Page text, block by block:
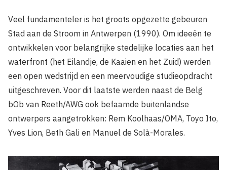
Veel fundamenteler is het groots opgezette gebeuren
Stad aan de Stroom in Antwerpen (1990). Om ideeën te
ontwikkelen voor belangrijke stedelijke locaties aan het
waterfront (het Eilandje, de Kaaien en het Zuid) werden
een open wedstrijd en een meervoudige studieopdracht
uitgeschreven. Voor dit laatste werden naast de Belg
bOb van Reeth/AWG ook befaamde buitenlandse
ontwerpers aangetrokken: Rem Koolhaas/OMA, Toyo Ito,
Yves Lion, Beth Gali en Manuel de Solà-Morales.